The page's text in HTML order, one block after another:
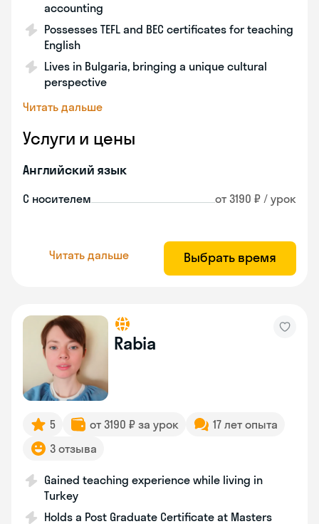
accounting
Possesses TEFL and BEC certificates for teaching
English
Lives in Bulgaria, bringing a unique cultural
perspective
Читать дальше
Услуги и цены
Английский язык
С носителем от 3190 ₽ / урок
Читать дальше Выбрать время
Rabia
5 от 3190 ₽ за урок
17 лет опыта
3 отзыва
Gained teaching experience while living in
Turkey
Holds a Post Graduate Certificate at Masters